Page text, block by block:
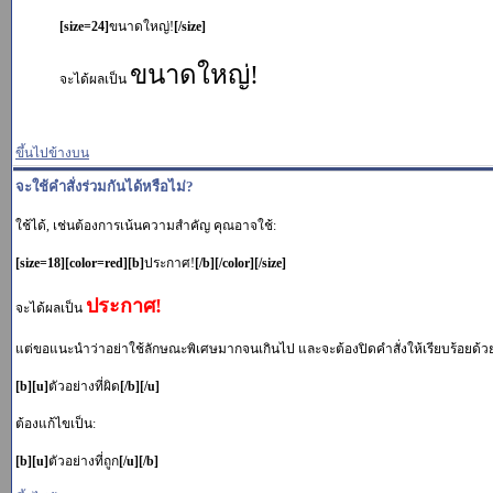
[size=24]ขนาดใหญ่! [/size]
จะได้ผลเป็น ขนาดใหญ่!
ขึ้นไปข้างบน
จะใช้คำสั่งร่วมกันได้หรือไม่?
ใช้ได้, เช่นต้องการเน้นความสำคัญ คุณอาจใช้:
[size=18][color=red][b]ประกาศ! [/b][/color][/size]
จะได้ผลเป็น ประกาศ!
แต่ขอแนะนำว่าอย่าใช้ลักษณะพิเศษมากจนเกินไป และจะต้องปิดคำสั่งให้เรียบร้อยด้
[b][u]ตัวอย่างที่ผิด [/b][/u]
ต้องแก้ไขเป็น:
[b][u]ตัวอย่างที่ถูก[/u][/b]